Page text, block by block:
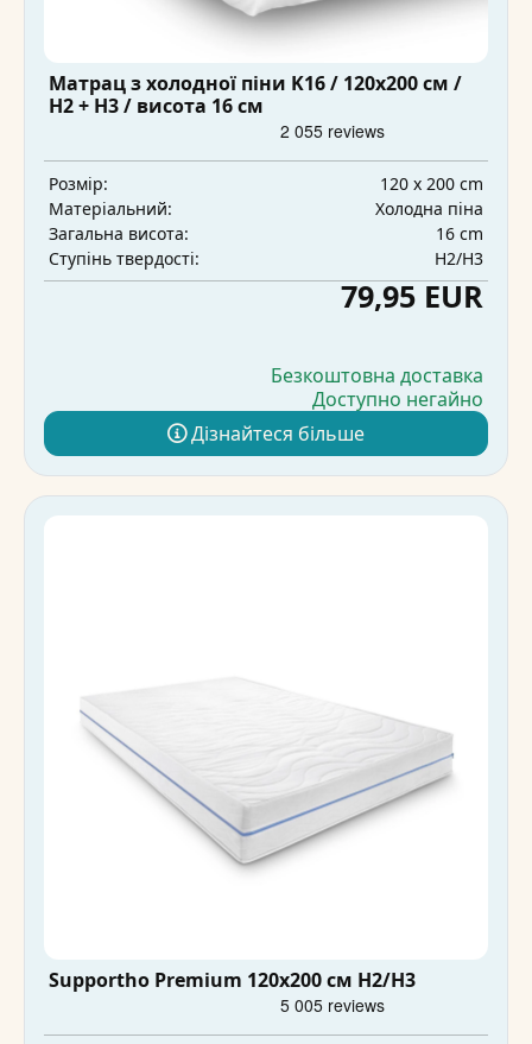
Матрац з холодної піни K16 / 120x200 см /
H2 + H3 / висота 16 см
Розмір:
120 x 200 cm
Матеріальний:
Холодна піна
Загальна висота:
16 cm
Ступінь твердості:
H2/H3
79,95 EUR
Безкоштовна доставка
Доступно негайно
Дізнайтеся більше
Supportho Premium 120x200 см H2/H3